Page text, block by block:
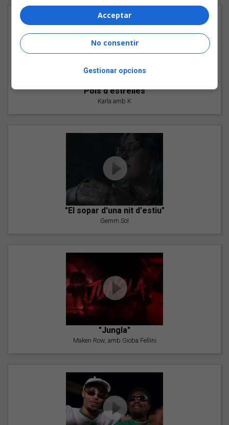
"Pols d'estrelles"
Karla amb K
"El sopar d'una nit d'estiu"
Gemm Sol
"Jungla"
Maken Row, amb Gioba Fellini
Acceptar
No consentir
Gestionar opcions